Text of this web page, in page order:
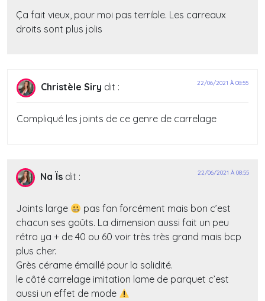
Ça fait vieux, pour moi pas terrible. Les carreaux
droits sont plus jolis
Christèle Siry dit : 22/06/2021 À 08:55
Compliqué les joints de ce genre de carrelage
Na Ïs dit : 22/06/2021 À 08:55
Joints large
pas fan forcément mais bon c’est
chacun ses goûts. La dimension aussi fait un peu
rétro ya + de 40 ou 60 voir très très grand mais bcp
plus cher.
Grès cérame émaillé pour la solidité.
le côté carrelage imitation lame de parquet c’est
aussi un effet de mode